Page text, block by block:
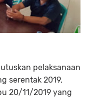
pelaksanaan
serentak 2019,
20/11/2019 yang